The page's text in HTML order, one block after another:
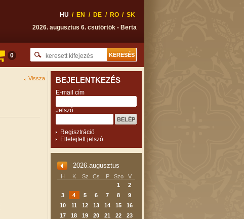
HU / EN / DE / RO / SK
2026. augusztus 6. csütörtök - Berta
0
Vissza BEJELENTKEZÉS
E-mail cím
Jelszó
Regisztráció
Elfelejtett jelszó
2026.augusztus
H K Sz Cs P Szo
V
1
2
3
4 5 6 7 8
9
10
11 12 13 14 15
16
17
18 19 20 21 22
23